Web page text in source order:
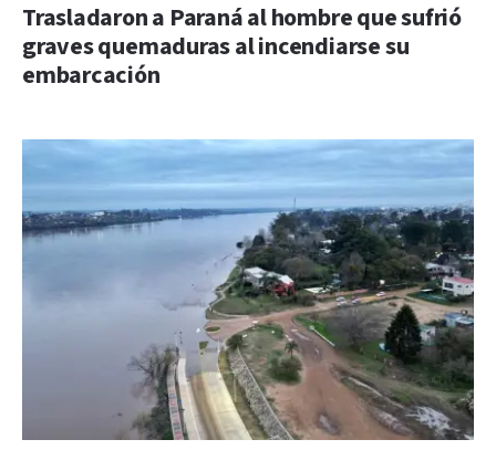
Trasladaron a Paraná al hombre que sufrió
graves quemaduras al incendiarse su
embarcación